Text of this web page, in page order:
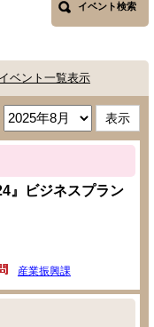
イベント検索
イベント一覧表示
』ビジネスプラン
産業振興課